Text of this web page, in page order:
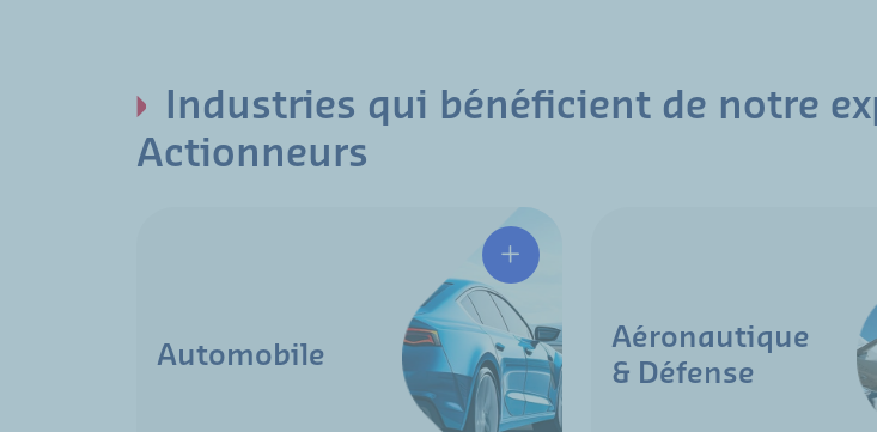
Industries qui bénéficient de notre
Actionneurs
Automobile
Aéronautique
& Défense